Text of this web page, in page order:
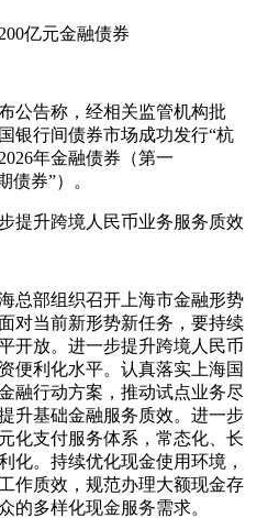
亿元金融债券
公告称，经相关监管机构批
银行间债券市场成功发行“杭
年金融债券（第一
债券”）。
提升跨境人民币业务服务质效
总部组织召开上海市金融形势
对当前新形势新任务，要持续
开放。进一步提升跨境人民币
便利化水平。认真落实上海国
融行动方案，推动试点业务尽
升基础金融服务质效。进一步
化支付服务体系，常态化、长
化。持续优化现金使用环境，
作质效，规范办理大额现金存
的多样化现金服务需求。